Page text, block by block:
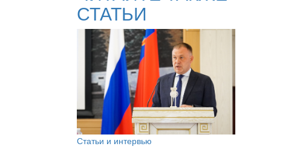
СТАТЬИ
Статьи и интервью